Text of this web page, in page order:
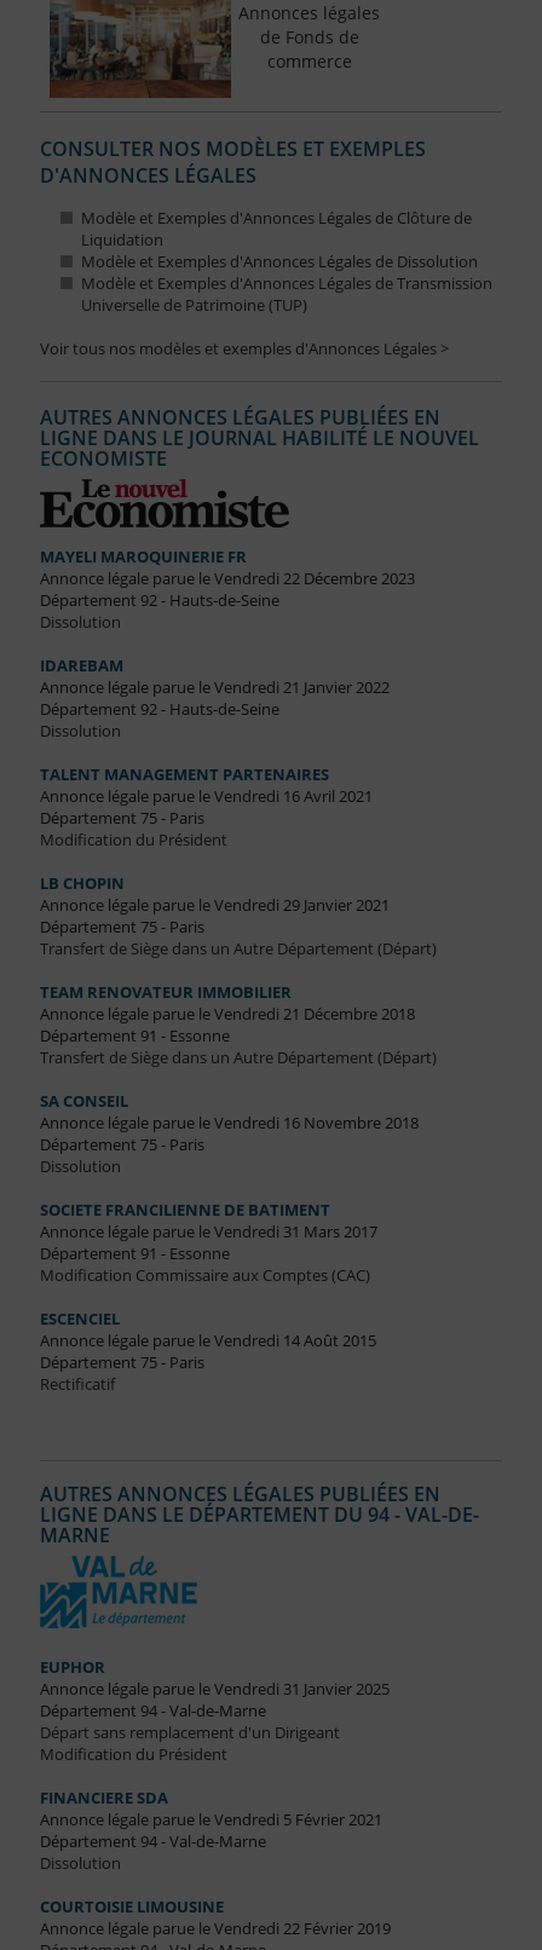
Annonces légales
de Fonds de
commerce
CONSULTER NOS MODÈLES ET EXEMPLES
D'ANNONCES LÉGALES
Modèle et Exemples d'Annonces Légales de Clôture de
Liquidation
Modèle et Exemples d'Annonces Légales de Dissolution
Modèle et Exemples d'Annonces Légales de Transmission
Universelle de Patrimoine (TUP)
Voir tous nos modèles et exemples d'Annonces Légales >
AUTRES ANNONCES LÉGALES PUBLIÉES EN
LIGNE DANS LE JOURNAL HABILITÉ LE NOUVEL
ECONOMISTE
MAYELI MAROQUINERIE FR
Annonce légale parue le Vendredi 22 Décembre 2023
Département 92 - Hauts-de-Seine
Dissolution
IDAREBAM
Annonce légale parue le Vendredi 21 Janvier 2022
Département 92 - Hauts-de-Seine
Dissolution
TALENT MANAGEMENT PARTENAIRES
Annonce légale parue le Vendredi 16 Avril 2021
Département 75 - Paris
Modification du Président
LB CHOPIN
Annonce légale parue le Vendredi 29 Janvier 2021
Département 75 - Paris
Transfert de Siège dans un Autre Département (Départ)
TEAM RENOVATEUR IMMOBILIER
Annonce légale parue le Vendredi 21 Décembre 2018
Département 91 - Essonne
Transfert de Siège dans un Autre Département (Départ)
SA CONSEIL
Annonce légale parue le Vendredi 16 Novembre 2018
Département 75 - Paris
Dissolution
SOCIETE FRANCILIENNE DE BATIMENT
Annonce légale parue le Vendredi 31 Mars 2017
Département 91 - Essonne
Modification Commissaire aux Comptes (CAC)
ESCENCIEL
Annonce légale parue le Vendredi 14 Août 2015
Département 75 - Paris
Rectificatif
AUTRES ANNONCES LÉGALES PUBLIÉES EN
LIGNE DANS LE DÉPARTEMENT DU 94 - VAL-DE-
MARNE
EUPHOR
Annonce légale parue le Vendredi 31 Janvier 2025
Département 94 - Val-de-Marne
Départ sans remplacement d'un Dirigeant
Modification du Président
FINANCIERE SDA
Annonce légale parue le Vendredi 5 Février 2021
Département 94 - Val-de-Marne
Dissolution
COURTOISIE LIMOUSINE
Annonce légale parue le Vendredi 22 Février 2019